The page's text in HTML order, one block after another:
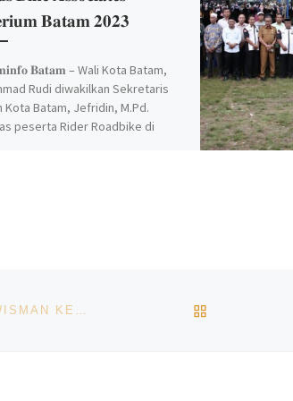
𝐁𝐚𝐭𝐚𝐦 𝟐𝟎𝟐𝟑
𝐁𝐚𝐭𝐚𝐦 – Wali Kota Batam,
Rudi diwakilkan Sekretaris
Kota Batam, Jefridin, M.Pd.
peserta Rider Roadbike di
BACK TO